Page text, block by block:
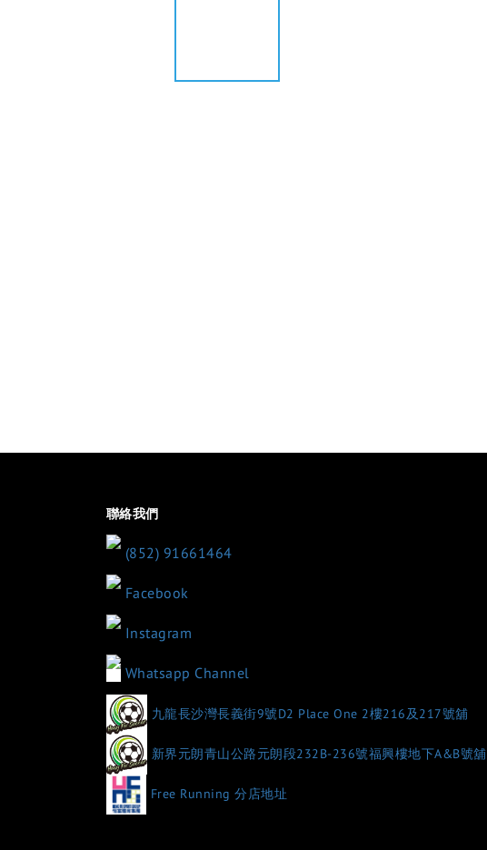
聯絡我們
(852) 91661464
Facebook
Instagram
Whatsapp Channel
九龍長沙灣長義街9號D2 Place One 2樓216及217號舖
新界元朗青山公路元朗段232B-236號福興樓地下A&B號舖
Free Running 分店地址